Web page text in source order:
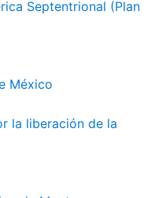
Septentrional (Plan
México
la liberación de la